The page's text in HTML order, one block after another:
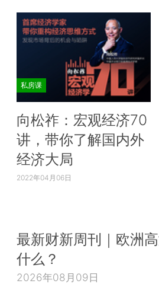
私房课
向松祚：宏观经济70
讲，带你了解国内外
经济大局
2022年04月06日
最新财新周刊｜欧洲
什么？
2026年08月09日